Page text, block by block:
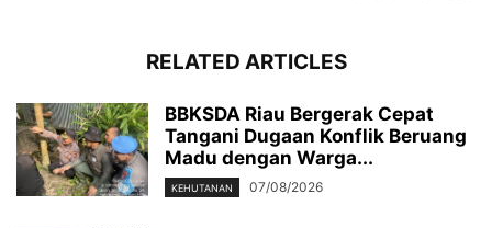
RELATED ARTICLES
BBKSDA Riau Bergerak Cepat
Tangani Dugaan Konflik Beruang
Madu dengan Warga...
KEHUTANAN 07/08/2026